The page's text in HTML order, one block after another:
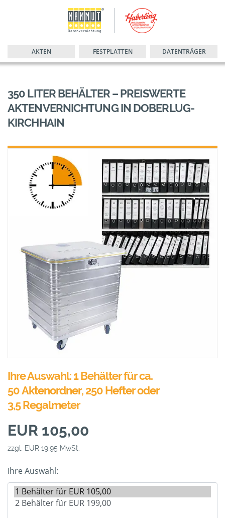
AKTEN FESTPLATTEN DATENTRÄGER
350 LITER BEHÄLTER – PREISWERTE
AKTENVERNICHTUNG IN DOBERLUG-
KIRCHHAIN
Ihre Auswahl: 1 Behälter für ca.
50 Aktenordner, 250 Hefter oder
3,5 Regalmeter
EUR 105,00
zzgl. EUR 19,95 MwSt.
Ihre Auswahl: